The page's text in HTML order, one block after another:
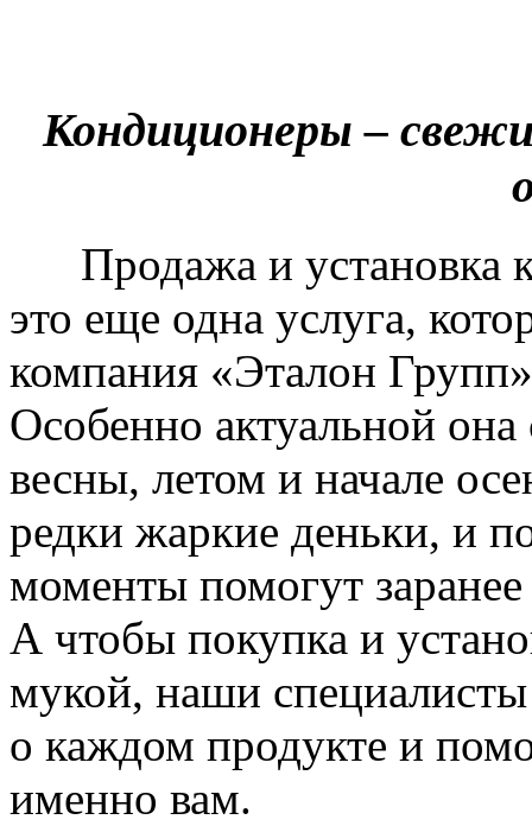
Кондиционеры –
Продажа и установка
это еще одна услуга,
компания «Эталон
Особенно актуальной она
весны, летом и начале
редки жаркие деньки, и
моменты помогут
А чтобы покупка и
мукой, наши специалисты
о каждом продукте и
именно вам.